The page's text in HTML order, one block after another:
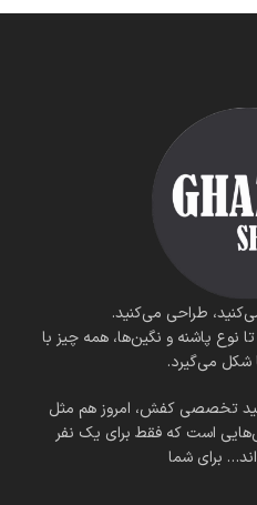
طراحی می‌کنید.
نوع پاشنه و نگین‌ها، همه چیز با
شکل می‌گیرد.
در تولید تخصصی کفش، امروز هم مثل
است که فقط برای یک نفر
برای شما